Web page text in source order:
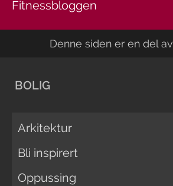
Fitnessbloggen
Denne siden er en del av
BOLIG
Arkitektur
Bli inspirert
Oppussing